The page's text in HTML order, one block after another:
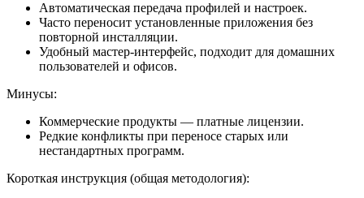
Автоматическая передача профилей и настроек.
Часто переносит установленные приложения без
повторной инсталляции.
Удобный мастер‑интерфейс, подходит для домашних
пользователей и офисов.
Минусы:
Коммерческие продукты — платные лицензии.
Редкие конфликты при переносе старых или
нестандартных программ.
Короткая инструкция (общая методология):